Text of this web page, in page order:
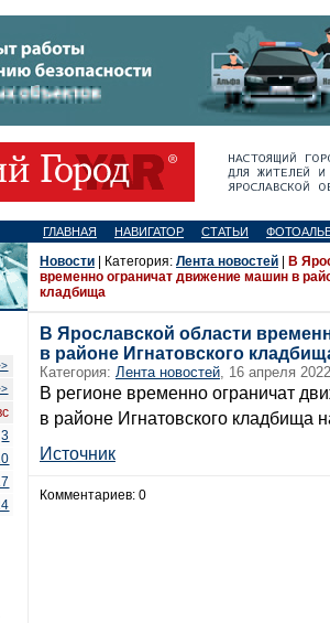
ГЛАВНАЯ НАВИГАТОР СТАТЬИ
3
Новости | Категория: Лента новостей
В
временно ограничат движение машин в
кладбища
В Ярославской области
в районе Игнатовского
Категория: Лента новостей, 16 апреля
В регионе временно ограничат
в районе Игнатовского кладбища
Источник
Комментариев: 0